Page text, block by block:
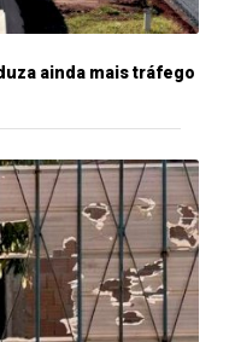
ainda mais tráfego